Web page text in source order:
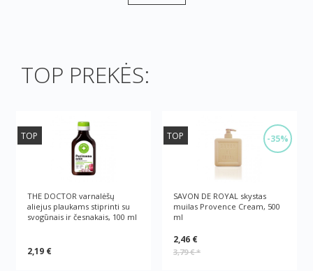
TOP PREKĖS:
TOP
THE DOCTOR varnalėšų
aliejus plaukams stiprinti su
svogūnais ir česnakais, 100 ml
2,19 €
-35%
TOP
SAVON DE ROYAL skystas
muilas Provence Cream, 500
ml
2,46 €
3,79 €*